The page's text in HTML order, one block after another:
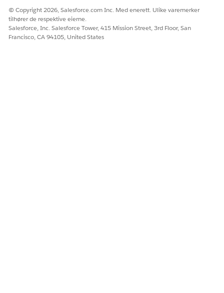
© Copyright 2026, Salesforce.com Inc. Med enerett. Ulike varemerker
tilhører de respektive eierne.
Salesforce, Inc. Salesforce Tower, 415 Mission Street, 3rd Floor, San
Francisco, CA 94105, United States